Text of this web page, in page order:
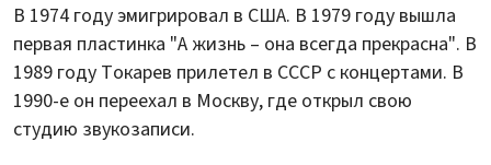
В 1974 году эмигрировал в США. В 1979 году вышла
первая пластинка "А жизнь – она всегда прекрасна". В
1989 году Токарев прилетел в СССР с концертами. В
1990-е он переехал в Москву, где открыл свою
студию звукозаписи.